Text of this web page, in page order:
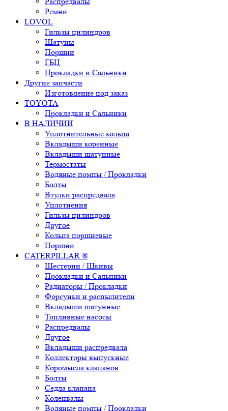
Ремни
LOVOL
Гильзы цилиндров
Шатуны
Поршни
ГБЦ
Прокладки и Сальники
Другие запчасти
Изготовление под заказ
TOYOTA
Прокладки и Сальники
В НАЛИЧИИ
Уплотнительные кольца
Вкладыши коренные
Вкладыши шатунные
Термостаты
Водяные помпы / Прокладки
Болты
Втулки распредвала
Уплотнения
Гильзы цилиндров
Другое
Кольца поршневые
Поршни
CATERPILLAR ®
Шестерни / Шкивы
Прокладки и Сальники
Радиаторы / Прокладки
Форсунки и распылители
Вкладыши шатунные
Топливные насосы
Распредвалы
Другое
Вкладыши распредвала
Коллекторы выпускные
Коромысла клапанов
Болты
Седла клапана
Коленвалы
Водяные помпы / Прокладки